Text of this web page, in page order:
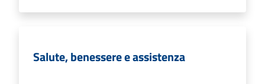
Salute, benessere e assistenza